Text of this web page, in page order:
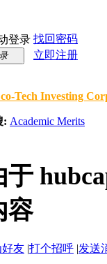
登录 找回密码
立即注册
Tech Investing
: Academic Merits
容
好友 |打个招呼 |发送